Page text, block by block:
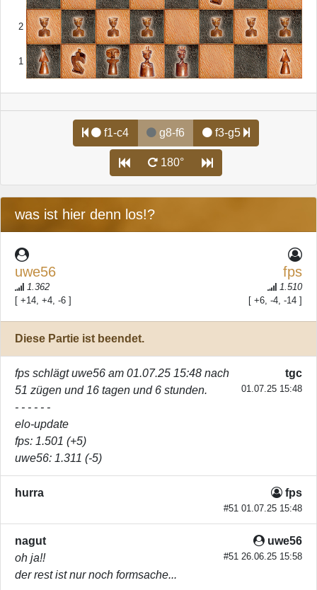
2
1
f1-c4 g8-f6 f3-g5
180°
was ist hier denn los!?
uwe56
1.362
[ +14, +4, -6 ]
fps
1.510
[ +6, -4, -14 ]
Diese Partie ist beendet.
tgc
01.07.25 15:48
fps schlägtuwe56 am 01.07.25 15:48 nach
51 zügen und 16 tagen und 6 stunden.
- - - - - -
elo-update
fps: 1.501 (+5)
uwe56: 1.311 (-5)
fps
#51 01.07.25 15:48
hurra
uwe56
#51 26.06.25 15:58
nagut
oh ja!!
der rest ist nur noch formsache...